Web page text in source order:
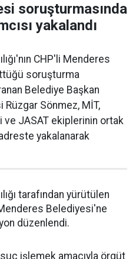
soruşturmasında
yakalandı
CHP'li Menderes
soruşturma
Belediye Başkan
Rüzgar Sönmez, MİT,
JASAT ekiplerinin ortak
yakalanarak
tarafından yürütülen
Belediyesi'ne
düzenlendi.
işlemek amacıyla örgüt